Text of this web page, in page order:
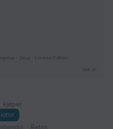
- Zeus - Limited Edition
last yr.
kjøper
Retro